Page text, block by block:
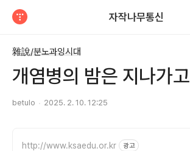
자작나무통신
雜說/분노과잉시대
개염병의 밤은 지나가고
betulo 2025. 2. 10. 12:25
http://www.ksaedu.or.kr 광고